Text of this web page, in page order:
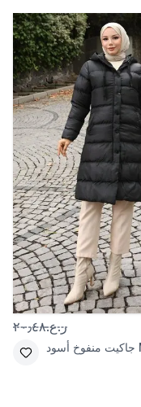
ر.ع.٢٠٫٤٨
جاكيت منفوخ أسود